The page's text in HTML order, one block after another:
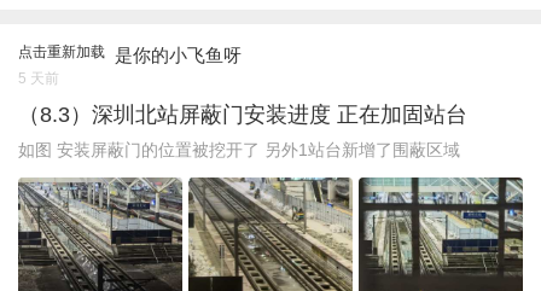
点击重新加载 是你的小飞鱼呀
5 天前
（8.3）深圳北站屏蔽门安装进度 正在加固站台
如图 安装屏蔽门的位置被挖开了 另外1站台新增了围蔽区域